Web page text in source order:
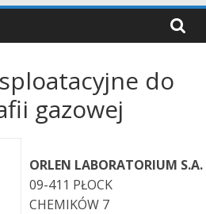
do
gazowej
ORLEN LABORATORIUM S.A.
09-411 PŁOCK
CHEMIKÓW 7